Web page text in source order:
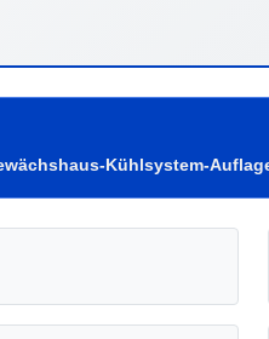
Kühlsystem-